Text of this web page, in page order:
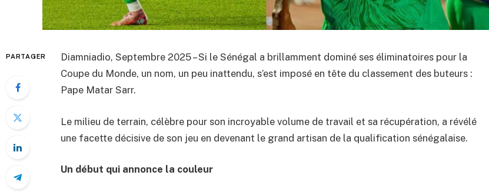
PARTAGER
Diamniadio, Septembre 2025 – Si le Sénégal a brillamment dominé ses éliminatoires pour la
Coupe du Monde, un nom, un peu inattendu, s’est imposé en tête du classement des buteurs :
Pape Matar Sarr.
Le milieu de terrain, célèbre pour son incroyable volume de travail et sa récupération, a révélé
une facette décisive de son jeu en devenant le grand artisan de la qualification sénégalaise.
Un début qui annonce la couleur